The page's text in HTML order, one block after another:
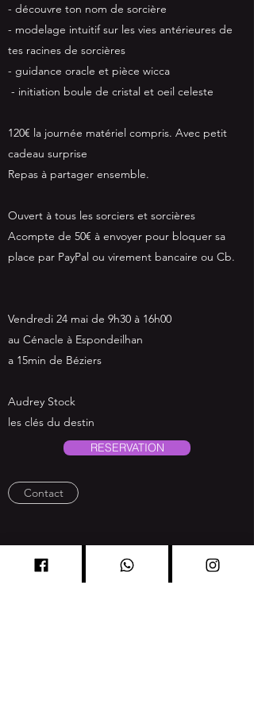
- découvre ton nom de sorcière
- modelage intuitif sur les vies antérieures de
tes racines de sorcières
- guidance oracle et pièce wicca
- initiation boule de cristal et oeil celeste
120€ la journée matériel compris. Avec petit
cadeau surprise
Repas à partager ensemble.
Ouvert à tous les sorciers et sorcières
Acompte de 50€ à envoyer pour bloquer sa
place par PayPal ou virement bancaire ou Cb.
Vendredi 24 mai de 9h30 à 16h00
au Cénacle à Espondeilhan
a 15min de Béziers
Audrey Stock
les clés du destin
RESERVATION
Contact